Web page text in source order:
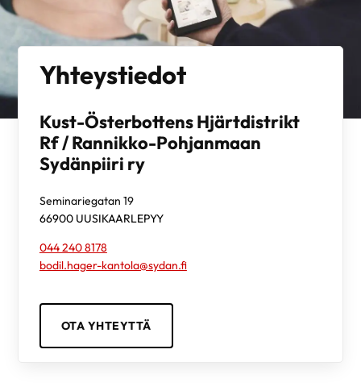
Yhteystiedot
Kust-Österbottens Hjärtdistrikt
Rf / Rannikko-Pohjanmaan
Sydänpiiri ry
Seminariegatan 19
66900 UUSIKAARLEPYY
044 240 8178
bodil.hager-kantola@sydan.fi
OTA YHTEYTTÄ